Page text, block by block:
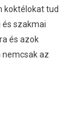
koktélokat tud
szakmai
és azok
az